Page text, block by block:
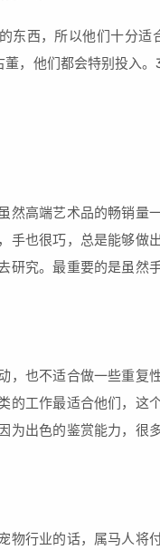
西，所以他们十分适
，他们都会特别投入
高端艺术品的畅销量
也很巧，总是能够做
研究。最重要的是虽然
也不适合做一些重复
的工作最适合他们，这
为出色的鉴赏能力，很
行业的话，属马人将付